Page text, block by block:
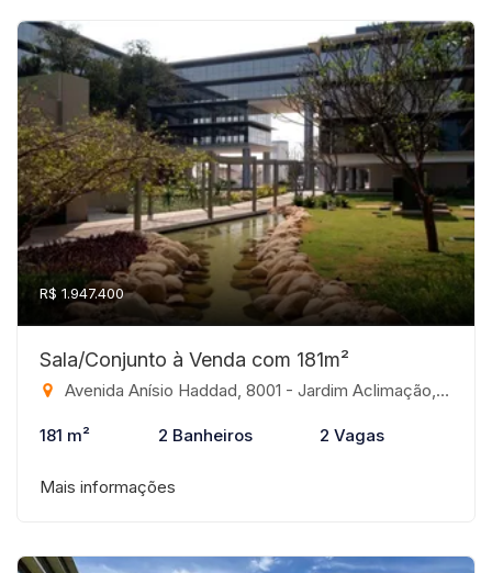
R$ 1.947.400
Sala/Conjunto à Venda com 181m²
Avenida Anísio Haddad, 8001 - Jardim Aclimação, São José do Rio Preto-SP
181 m² 2 Banheiros 2 Vagas
Mais informações